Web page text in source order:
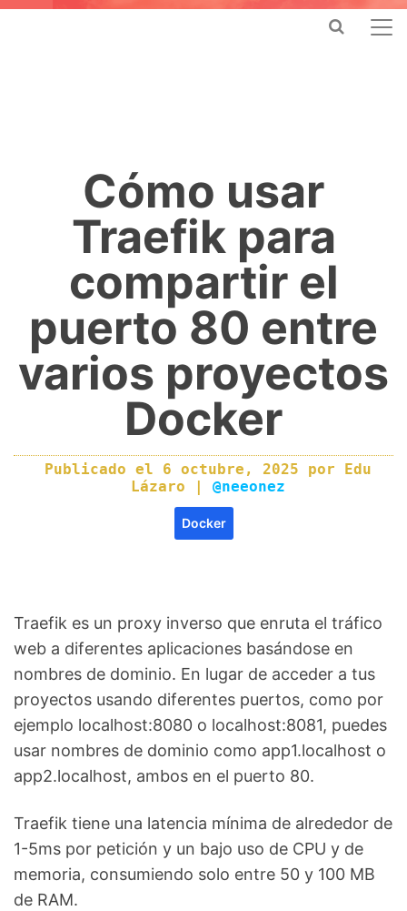
Cómo usar
Traefik para
compartir el
puerto 80 entre
varios proyectos
Docker
Publicado el 6 octubre, 2025 por Edu
Lázaro | @neeonez
Docker
Traefik es un proxy inverso que enruta el tráfico
web a diferentes aplicaciones basándose en
nombres de dominio. En lugar de acceder a tus
proyectos usando diferentes puertos, como por
ejemplo localhost:8080 o localhost:8081, puedes
usar nombres de dominio como app1.localhost o
app2.localhost, ambos en el puerto 80.
Traefik tiene una latencia mínima de alrededor de
1-5ms por petición y un bajo uso de CPU y de
memoria, consumiendo solo entre 50 y 100 MB
de RAM.